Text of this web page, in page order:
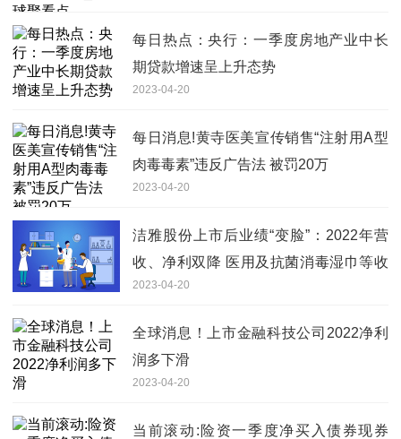
每日热点：央行：一季度房地产业中长
期贷款增速呈上升态势
2023-04-20
每日消息!黄寺医美宣传销售“注射用A型
肉毒毒素”违反广告法 被罚20万
2023-04-20
洁雅股份上市后业绩“变脸”：2022年营
收、净利双降 医用及抗菌消毒湿巾等收
入下滑
2023-04-20
全球消息！上市金融科技公司2022净利
润多下滑
2023-04-20
当前滚动:险资一季度净买入债券现券